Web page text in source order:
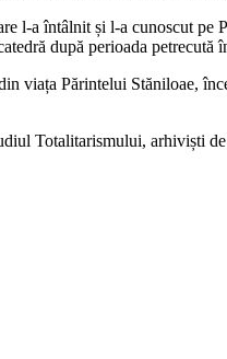
l-a întâlnit și l-a cunoscut pe
după perioada petrecută
viața Părintelui Stăniloae,
Totalitarismului, arhiviști